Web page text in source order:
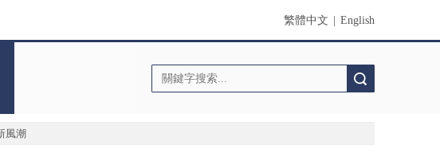
繁體中文 English
風潮